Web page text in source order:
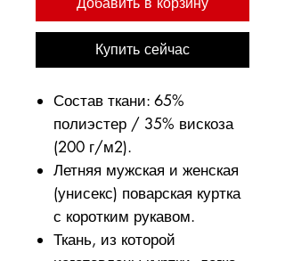
Купить сейчас
Состав ткани: 65%
полиэстер / 35% вискоза
(200 г/м2).
Летняя мужская и женская
(унисекс) поварская куртка
с коротким рукавом.
Ткань, из которой